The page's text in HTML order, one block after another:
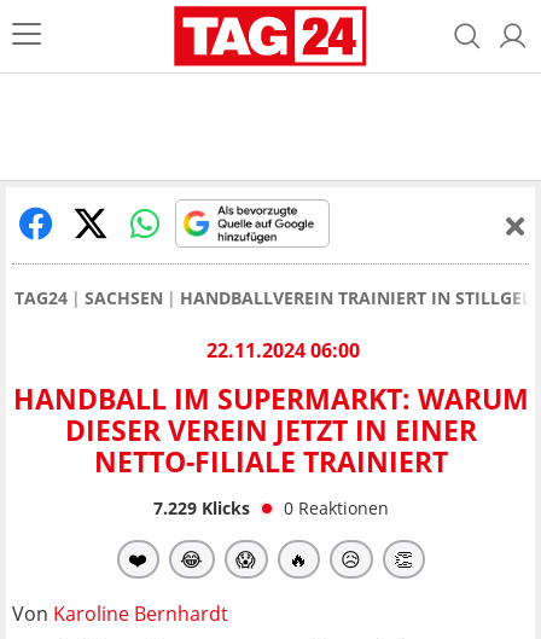
TAG24 SACHSEN HANDBALLVEREIN TRAINIERT IN
22.11.2024 06:00
HANDBALL IM SUPERMARKT: WARUM
DIESER VEREIN JETZT IN EINER
NETTO-FILIALE TRAINIERT
7.229Klicks 0 Reaktionen
❤️ 😂 😱 🔥 😥 👏
Von Karoline Bernhardt